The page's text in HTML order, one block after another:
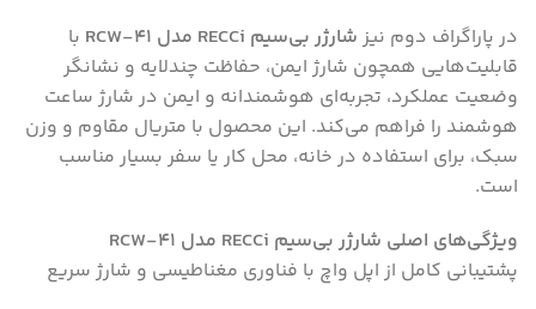
در پاراگراف دوم نیز شارژر بی‌سیم RECCi مدل RCW-41
با
قابلیت‌هایی همچون شارژ ایمن، حفاظت چندلایه و نشانگر
وضعیت عملکرد، تجربه‌ای هوشمندانه و ایمن در شارژ ساعت
هوشمند را فراهم می‌کند. این محصول با متریال مقاوم و وزن
سبک، برای استفاده در خانه، محل کار یا سفر بسیار مناسب
است.
ویژگی‌های اصلی شارژر بی‌سیم RECCi مدل RCW-41
پشتیبانی کامل از اپل واچ با فناوری مغناطیسی و شارژ سریع